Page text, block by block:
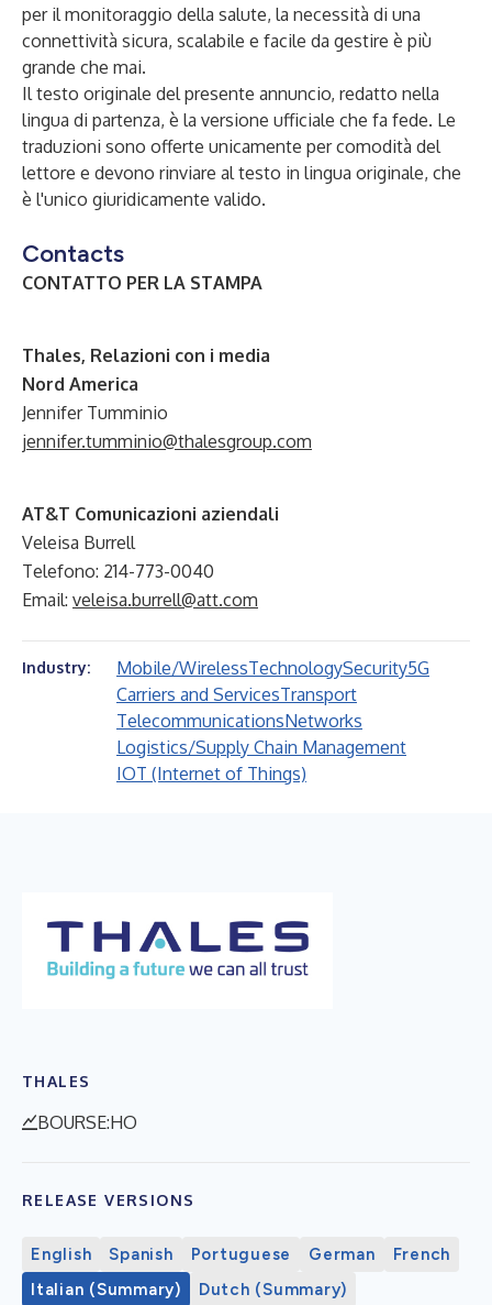
per il monitoraggio della salute, la necessità di una
connettività sicura, scalabile e facile da gestire è più
grande che mai.
Il testo originale del presente annuncio, redatto nella
lingua di partenza, è la versione ufficiale che fa fede. Le
traduzioni sono offerte unicamente per comodità del
lettore e devono rinviare al testo in lingua originale, che
è l'unico giuridicamente valido.
Contacts
CONTATTO PER LA STAMPA
Thales, Relazioni con i media
Nord America
Jennifer Tumminio
jennifer.tumminio@thalesgroup.com
AT&T Comunicazioni aziendali
Veleisa Burrell
Telefono: 214-773-0040
Email: veleisa.burrell@att.com
Industry: Mobile/WirelessTechnologySecurity5G
Carriers and ServicesTransport
TelecommunicationsNetworks
Logistics/Supply Chain Management
IOT (Internet of Things)
THALES
BOURSE:HO
RELEASE VERSIONS
English Spanish Portuguese German
French
Italian (Summary)
Dutch (Summary)